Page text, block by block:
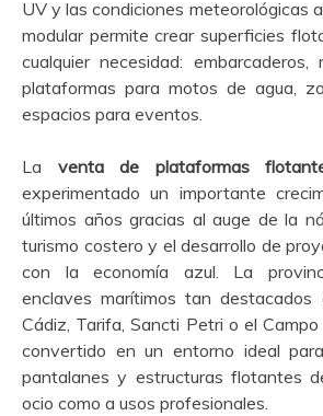
UV y las condiciones meteorológicas
modular permite crear superficies
cualquier necesidad: embarcaderos,
plataformas para motos de agua,
espacios para eventos.
La venta de plataformas
experimentado un importante
últimos años gracias al auge de la
turismo costero y el desarrollo de
con la economía azul. La
enclaves marítimos tan
Cádiz, Tarifa, Sancti Petri o el
convertido en un entorno ideal
pantalanes y estructuras flotantes
ocio como a usos profesionales.